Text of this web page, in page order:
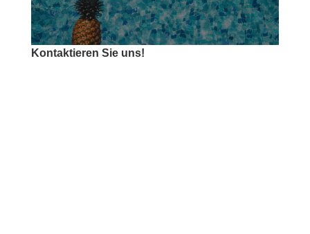
Kontaktieren Sie uns!